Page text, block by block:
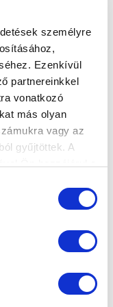
személyre
Ezenkívül
partnereinkkel
vonatkozó
más olyan
vagy az
gyűjtöttek. A
Stadion
szektorok
saját food